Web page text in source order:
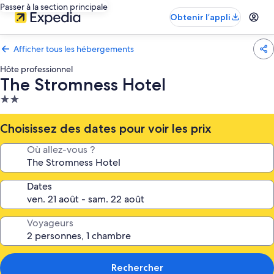
Passer à la section principale
Obtenir l’appli
Afficher tous les hébergements
Hôte professionnel
The Stromness Hotel
Hébergement
2.0 étoiles
Choisissez des dates pour voir les prix
Où allez-vous ?
Dates
Voyageurs
Rechercher